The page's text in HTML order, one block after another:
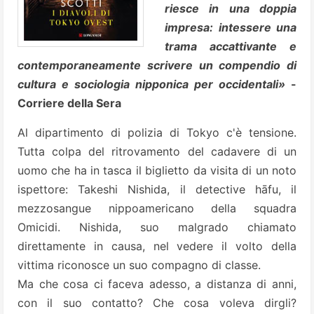
riesce in una doppia
impresa: intessere una
trama accattivante e
contemporaneamente scrivere un compendio di
cultura e sociologia nipponica per occidentali» -
Corriere della Sera
Al dipartimento di polizia di Tokyo c'è tensione.
Tutta colpa del ritrovamento del cadavere di un
uomo che ha in tasca il biglietto da visita di un noto
ispettore: Takeshi Nishida, il detective hāfu, il
mezzosangue nippoamericano della squadra
Omicidi. Nishida, suo malgrado chiamato
direttamente in causa, nel vedere il volto della
vittima riconosce un suo compagno di classe.
Ma che cosa ci faceva adesso, a distanza di anni,
con il suo contatto? Che cosa voleva dirgli?